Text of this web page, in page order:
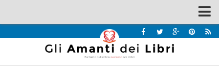
Recensioni
Interviste & Incontri